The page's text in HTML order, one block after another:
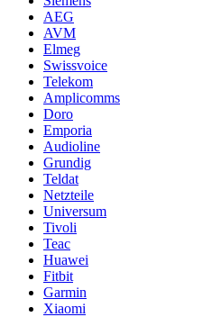
AEG
AVM
Elmeg
Swissvoice
Telekom
Amplicomms
Doro
Emporia
Audioline
Grundig
Teldat
Netzteile
Universum
Tivoli
Teac
Huawei
Fitbit
Garmin
Xiaomi